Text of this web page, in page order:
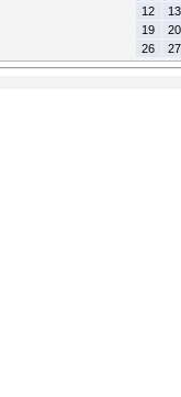
12
13
19
20
26
27